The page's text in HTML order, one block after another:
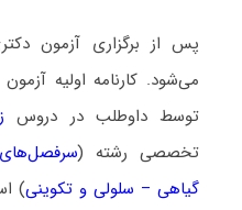
پس از برگزاری آزمون
می‌شود. کارنامه اولیه
توسط داوطلب در دروس
تخصصی رشته (
گیاهی – سلولی و تکوینی)